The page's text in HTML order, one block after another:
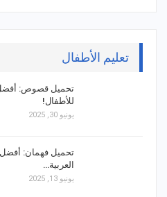
تعليم الأطفال
تحميل قصوص:
للأطفال!
يونيو 30, 2025
تحميل فهمان: أفضل
العربية…
يونيو 13, 2025